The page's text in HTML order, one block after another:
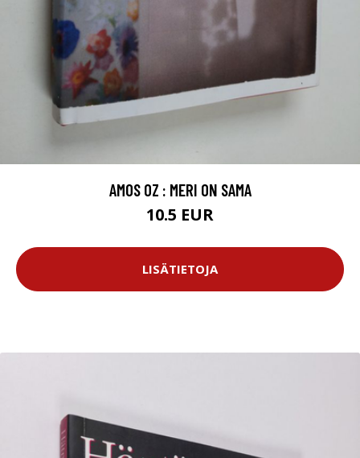
AMOS OZ : MERI ON SAMA
10.5 EUR
LISÄTIETOJA